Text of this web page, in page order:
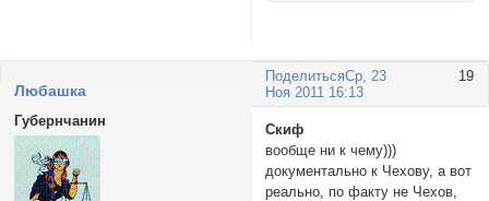
Поделиться 19
Ср, 23
Ноя 2011 16:13
Любашка
Губернчанин
Скиф
вообще ни к чему)))
документально к Чехову, а вот
реально, по факту не Чехов,